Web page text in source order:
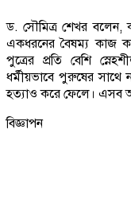
ড. সৌমিত্র শেখর বলেন,
একধরনের বৈষম্য কাজ
পুত্রের প্রতি বেশি
ধর্মীয়ভাবে পুরুষের
হত্যাও করে ফেলে। এসব
বিজ্ঞাপন